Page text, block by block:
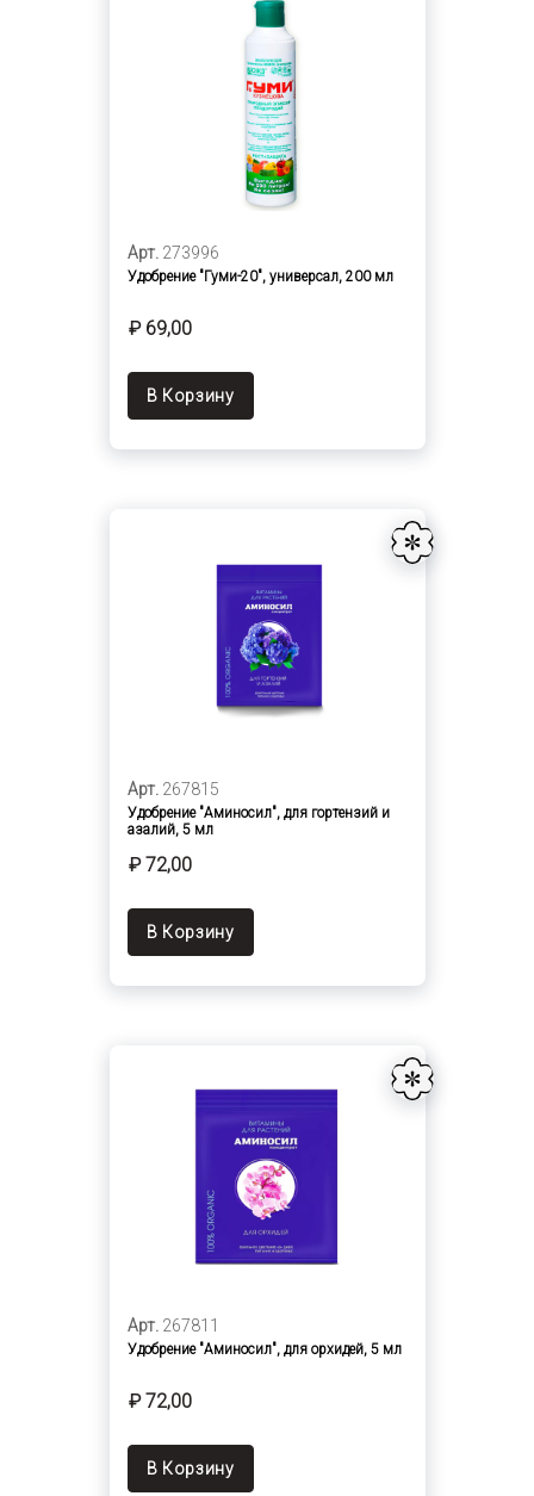
Арт. 273996
Удобрение "Гуми-20", универсал, 200 мл
₽ 69,00
В Корзину
Арт. 267815
Удобрение "Аминосил", для гортензий и
азалий, 5 мл
₽ 72,00
В Корзину
Арт. 267811
Удобрение "Аминосил", для орхидей, 5 мл
₽ 72,00
В Корзину